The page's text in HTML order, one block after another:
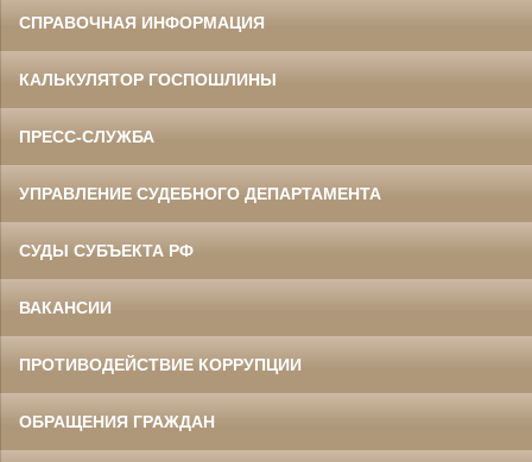
СПРАВОЧНАЯ ИНФОРМАЦИЯ
КАЛЬКУЛЯТОР ГОСПОШЛИНЫ
ПРЕСС-СЛУЖБА
УПРАВЛЕНИЕ СУДЕБНОГО ДЕПАРТАМЕНТА
СУДЫ СУБЪЕКТА РФ
ВАКАНСИИ
ПРОТИВОДЕЙСТВИЕ КОРРУПЦИИ
ОБРАЩЕНИЯ ГРАЖДАН